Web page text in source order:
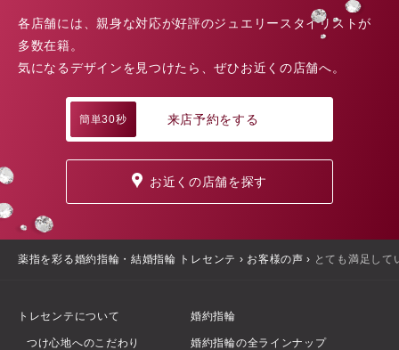
各店舗には、親身な対応が好評のジュエリースタイリストが
多数在籍。
気になるデザインを見つけたら、ぜひお近くの店舗へ。
簡単30秒 来店予約をする
お近くの店舗を探す
薬指を彩る婚約指輪・結婚指輪 トレセンテ › お客様の声 › とても満足して
トレセンテについて
つけ心地へのこだわり
婚約指輪
婚約指輪の全ラインナップ